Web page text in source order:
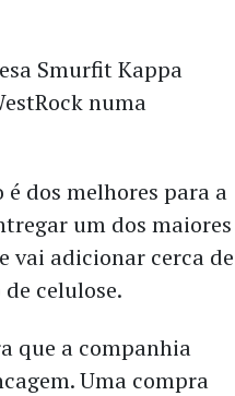
Smurfit Kappa
numa
dos melhores para a
um dos maiores
vai adicionar cerca de
celulose.
que a companhia
Uma compra